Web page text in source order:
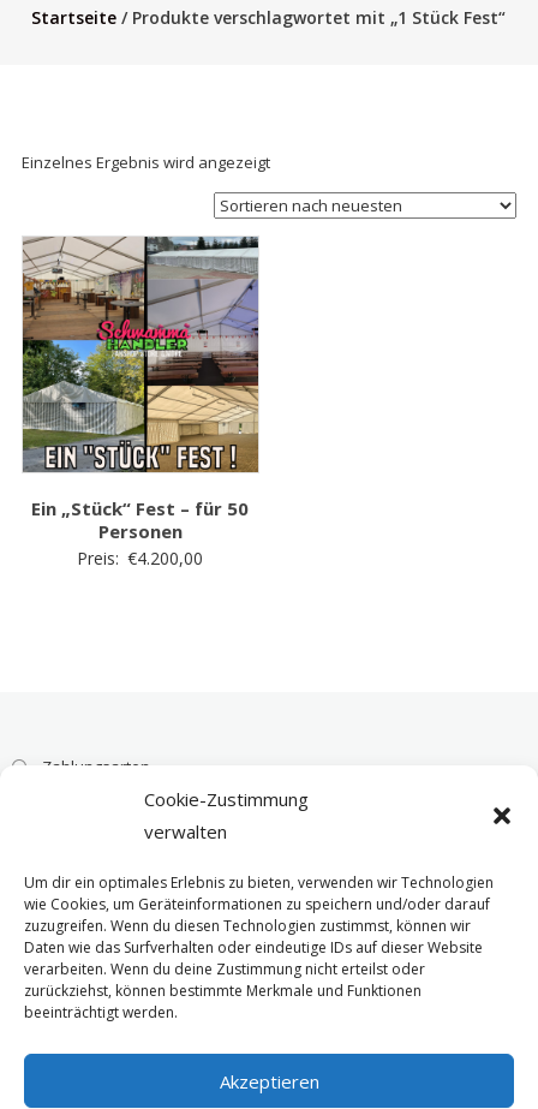
Cookie-Zustimmung
verwalten
Um dir ein optimales Erlebnis zu bieten, verwenden wir Technologien
wie Cookies, um Geräteinformationen zu speichern und/oder darauf
zuzugreifen. Wenn du diesen Technologien zustimmst, können wir
Daten wie das Surfverhalten oder eindeutige IDs auf dieser Website
verarbeiten. Wenn du deine Zustimmung nicht erteilst oder
zurückziehst, können bestimmte Merkmale und Funktionen
beeinträchtigt werden.
Akzeptieren
Startseite / Produkte verschlagwortet mit „1 Stück Fest“
Einzelnes Ergebnis wird angezeigt
Ein „Stück“ Fest – für 50
Personen
Preis: €4.200,00
Zahlungsarten
Widerrufsbelehrung
Datenschutzbelehrung
Cookie-Richtlinie (EU)